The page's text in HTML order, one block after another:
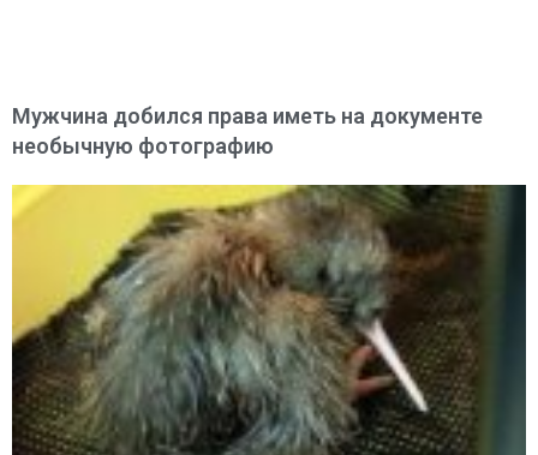
Мужчина добился права иметь на документе
необычную фотографию